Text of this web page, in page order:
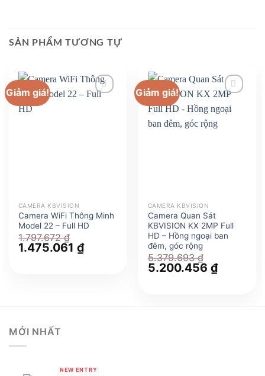
SẢN PHẨM TƯƠNG TỰ
Giảm giá!
CAMERA KBVISION
Camera WiFi Thông Minh
Model 22 – Full HD
1.797.672₫
Giá
1.475.061 ₫Giá
hiện
Giảm giá!
CAMERA KBVISION
Camera Quan Sát
KBVISION KX 2MP Full
HD – Hồng ngoại ban
đêm, góc rộng
5.379.693₫
Giá
gốc
5.200.456 ₫Giá
hiện
MỚI NHẤT
NEW ENTRY